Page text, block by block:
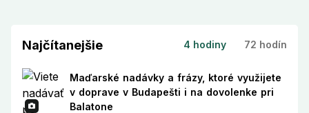
Najčítanejšie 4 hodiny 72 hodín
Maďarské nadávky a frázy, ktoré využijete
v doprave v Budapešti i na dovolenke pri
Balatone